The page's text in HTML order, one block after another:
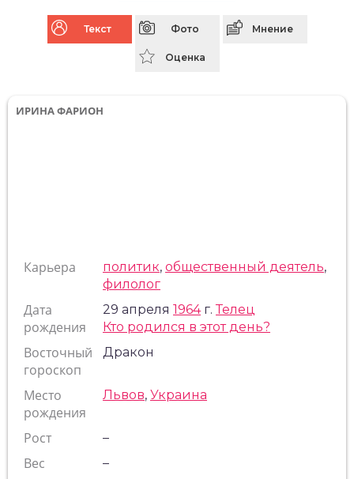
Текст Фото Мнение
Оценка
ИРИНА ФАРИОН
Карьера политик, общественный деятель,
филолог
Дата
рождения
29 апреля 1964г.Телец
Кто родился в этот день?
Восточный
гороскоп
Дракон
Место
рождения
Львов, Украина
Рост –
Вес –